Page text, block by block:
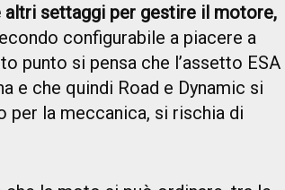
settaggi per gestire il motore,
configurabile a piacere a
punto si pensa che l’assetto ESA
e che quindi Road e Dynamic si
per la meccanica, si rischia di